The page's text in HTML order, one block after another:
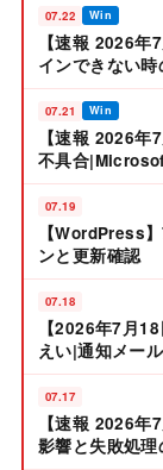
07.22 Win
【速報 2026
インできない
07.21 Win
【速報 2026年
不具合
07.19
【WordPress
ンと更新確認
07.18
【2026年7月
えい|通知メー
07.17
【速報 2026
影響と失敗処理